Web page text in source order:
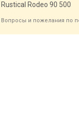
Rustical Rodeo 90 500
Вопросы и пожелания по